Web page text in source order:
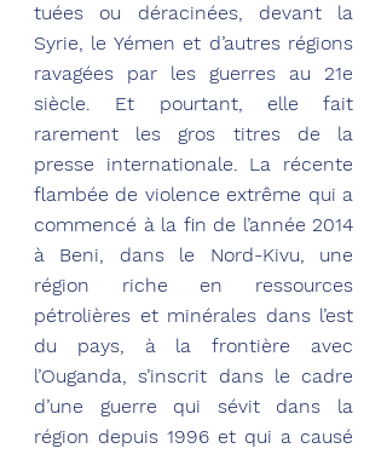
tuées ou déracinées, devant la
Syrie, le Yémen et d’autres régions
ravagées par les guerres au 21e
siècle. Et pourtant, elle fait
rarement les gros titres de la
presse internationale. La récente
flambée de violence extrême qui a
commencé à la fin de l’année 2014
à Beni, dans le Nord-Kivu, une
région riche en ressources
pétrolières et minérales dans l’est
du pays, à la frontière avec
l’Ouganda, s’inscrit dans le cadre
d’une guerre qui sévit dans la
région depuis 1996 et qui a causé